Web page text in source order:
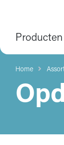
Producten
Home